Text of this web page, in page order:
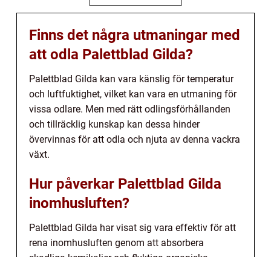
Finns det några utmaningar med
att odla Palettblad Gilda?
Palettblad Gilda kan vara känslig för temperatur
och luftfuktighet, vilket kan vara en utmaning för
vissa odlare. Men med rätt odlingsförhållanden
och tillräcklig kunskap kan dessa hinder
övervinnas för att odla och njuta av denna vackra
växt.
Hur påverkar Palettblad Gilda
inomhusluften?
Palettblad Gilda har visat sig vara effektiv för att
rena inomhusluften genom att absorbera